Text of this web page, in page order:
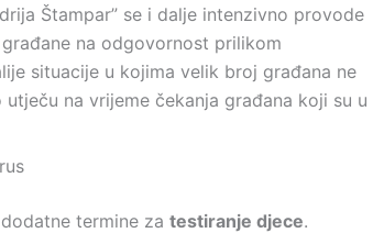
Štampar” se i dalje intenzivno provode
na odgovornost prilikom
situacije u kojima velik broj građana ne
na vrijeme čekanja građana koji su u
termine za testiranje djece.